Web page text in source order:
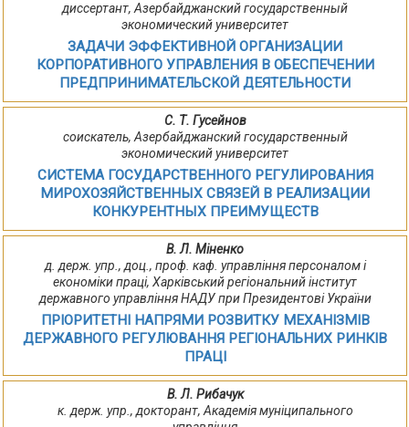
диссертант, Азербайджанский государственный
экономический университет
ЗАДАЧИ ЭФФЕКТИВНОЙ ОРГАНИЗАЦИИ
КОРПОРАТИВНОГО УПРАВЛЕНИЯ В ОБЕСПЕЧЕНИИ
ПРЕДПРИНИМАТЕЛЬСКОЙ ДЕЯТЕЛЬНОСТИ
С. Т. Гусейнов
соискатель, Азербайджанский государственный
экономический университет
СИСТЕМА ГОСУДАРСТВЕННОГО РЕГУЛИРОВАНИЯ
МИРОХОЗЯЙСТВЕННЫХ СВЯЗЕЙ В РЕАЛИЗАЦИИ
КОНКУРЕНТНЫХ ПРЕИМУЩЕСТВ
В. Л. Міненко
д. держ. упр., доц., проф. каф. управління персоналом і
економіки праці, Харківський регіональний інститут
державного управління НАДУ при Президентові України
ПРІОРИТЕТНІ НАПРЯМИ РОЗВИТКУ МЕХАНІЗМІВ
ДЕРЖАВНОГО РЕГУЛЮВАННЯ РЕГІОНАЛЬНИХ РИНКІВ
ПРАЦІ
В. Л. Рибачук
к. держ. упр., докторант, Академія муніципального